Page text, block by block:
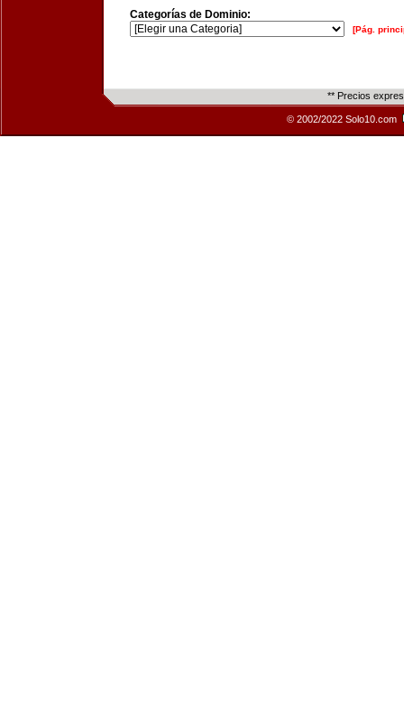
Categorías de Dominio:
[Pág.
** Precios
© 2002/2022 Solo10.com